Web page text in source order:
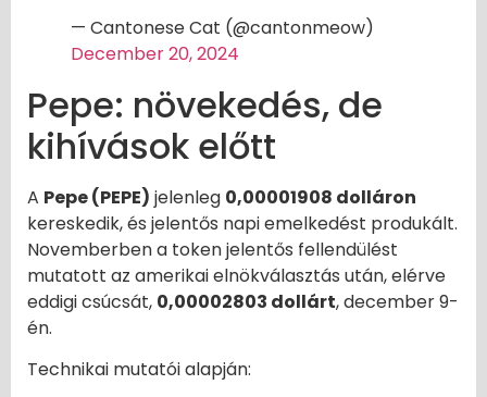
— Cantonese Cat (@cantonmeow)
December 20, 2024
Pepe: növekedés, de
kihívások előtt
A Pepe (PEPE) jelenleg 0,00001908 dolláron
kereskedik, és jelentős napi emelkedést produkált.
Novemberben a token jelentős fellendülést
mutatott az amerikai elnökválasztás után, elérve
eddigi csúcsát, 0,00002803 dollárt, december 9-
én.
Technikai mutatói alapján: